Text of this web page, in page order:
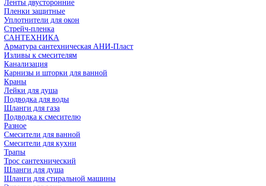
Ленты двусторонние
Пленки защитные
Уплотнители для окон
Стрейч-пленка
САНТЕХНИКА
Арматура сантехническая АНИ-Пласт
Изливы к смесителям
Канализация
Карнизы и шторки для ванной
Краны
Лейки для душа
Подводка для воды
Шланги для газа
Подводка к смесителю
Разное
Смесители для ванной
Смесители для кухни
Трапы
Трос сантехнический
Шланги для душа
Шланги для стиральной машины